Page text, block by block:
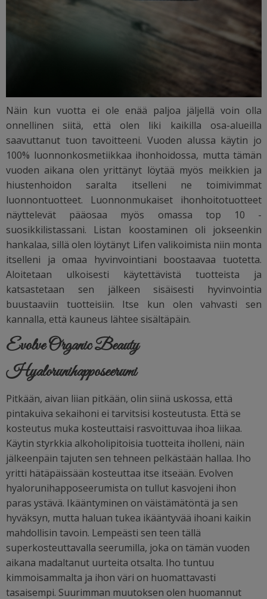
Näin kun vuotta ei ole enää paljoa jäljellä voin olla
onnellinen siitä, että olen liki kaikilla osa-alueilla
saavuttanut tuon tavoitteeni. Vuoden alussa käytin jo
100% luonnonkosmetiikkaa ihonhoidossa, mutta tämän
vuoden aikana olen yrittänyt löytää myös meikkien ja
hiustenhoidon saralta itselleni ne toimivimmat
luonnontuotteet. Luonnonmukaiset ihonhoitotuotteet
näyttelevät pääosaa myös omassa top 10 -
suosikkilistassani. Listan koostaminen oli jokseenkin
hankalaa, sillä olen löytänyt Lifen valikoimista niin monta
itselleni ja omaa hyvinvointiani boostaavaa tuotetta.
Aloitetaan ulkoisesti käytettävistä tuotteista ja
katsastetaan sen jälkeen sisäisesti hyvinvointia
buustaaviin tuotteisiin. Itse kun olen vahvasti sen
kannalla, että kauneus lähtee sisältäpäin.
Evolve Organic Beauty
Hyalorunihapposeerumi
Pitkään, aivan liian pitkään, olin siinä uskossa, että
pintakuiva sekaihoni ei tarvitsisi kosteutusta. Että se
kosteutus muka kosteuttaisi rasvoittuvaa ihoa liikaa.
Käytin styrkkia alkoholipitoisia tuotteita iholleni, näin
jälkeenpäin tajuten sen tehneen pelkästään hallaa. Iho
yritti hätäpäissään kosteuttaa itse itseään. Evolven
hyalorunihapposeerumista on tullut kasvojeni ihon
paras ystävä. Ikääntyminen on väistämätöntä ja sen
hyväksyn, mutta haluan tukea ikääntyvää ihoani kaikin
mahdollisin tavoin. Lempeästi sen teen tällä
superkosteuttavalla seerumilla, joka on tämän vuoden
aikana madaltanut uurteita otsalta. Iho tuntuu
kimmoisammalta ja ihon väri on huomattavasti
tasaisempi. Suurimman muutoksen olen huomannut